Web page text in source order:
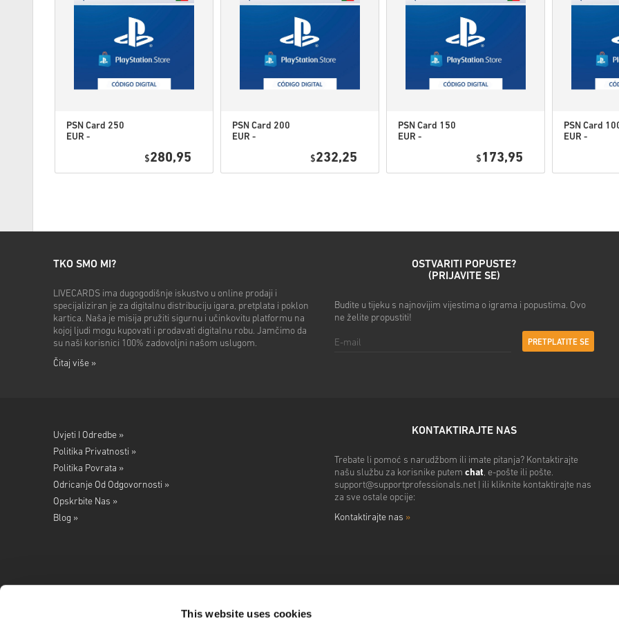
This website uses cookies
Pogledaj brzi vodič iznad ili
Ovi kodovi nemaju datum
Sadržaj koji se može
Za neke proizvode
PSN Card 250
EUR -
Portugal
$280,95
PSN Card 200
EUR -
Portugal
$232,25
PSN Card 150
EUR -
Portugal
$ 173,95
PSN Card
EUR -
Portugal
TKO SMO MI?
LIVECARDS ima dugogodišnje iskustvo u online prodaji i
specijaliziran je za digitalnu distribuciju igara, pretplata i poklon
kartica. Naša je misija pružiti sigurnu i učinkovitu platformu na
kojoj ljudi mogu kupovati i prodavati digitalnu robu. Jamčimo da
su naši korisnici 100% zadovoljni našom uslugom.
Čitaj više »
OSTVARITI POPUSTE?
(PRIJAVITE SE)
Budite u tijeku s najnovijim vijestima o igrama i popustima. Ovo
ne želite propustiti!
PRETPLATITE SE
Uvjeti I Odredbe »
Politika Privatnosti »
Politika Povrata »
Odricanje Od Odgovornosti »
Opskrbite Nas »
Blog »
KONTAKTIRAJTE NAS
Trebate li pomoć s narudžbom ili imate pitanja? Kontaktirajte
našu službu za korisnike putem chat, e-pošte ili pošte.
support@supportprofessionals.net| ili kliknite kontaktirajte nas
za sve ostale opcije:
Kontaktirajte nas »